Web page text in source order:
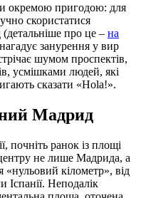
окремою пригодою: для
скористатися
про це – на
занурення у вир
шумом проспектів,
усмішками людей, які
сказати «Hola!».
Мадрид
почніть ранок із площі
не лише Мадрида, а
«нульовий кілометр», від
Іспанії. Неподалік